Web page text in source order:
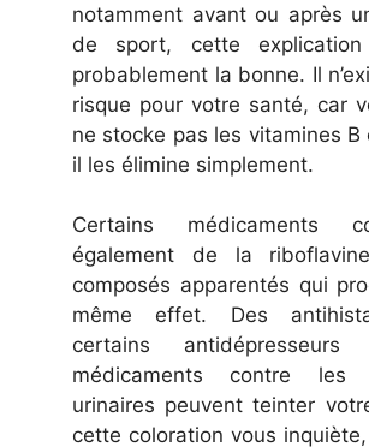
notamment avant ou après
de sport, cette
probablement la bonne. Il
risque pour votre santé, car
ne stocke pas les vitamines B
il les élimine simplement.
Certains médicaments
également de la
composés apparentés qui
même effet. Des
certains
médicaments contre les
urinaires peuvent teinter
cette coloration vous